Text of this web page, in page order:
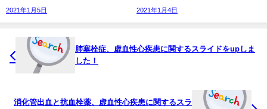
2021年1月5日 2021年1月4日
肺塞栓症、虚血性心疾患に関するスライドをupしま
した！
消化管出血と抗血栓薬、虚血性心疾患に関するスラ